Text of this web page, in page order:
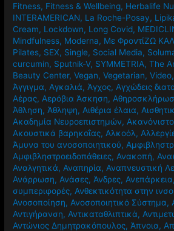
Fitness, Fitness & Wellbeing, Herbalife
INTERAMERICAN, La Roche-Posay,
Cream, Lockdown, Long Covid,
Mindfulness, Moderna, Mε ΦροντίΖΩ
Pilates, SEX, Single, Social Media,
curcumin, Sputnik-V, SYMMETRIA,The
Beauty Center,Vegan,Vegetarian,Video
Άγγιγμα, Αγκαλιά, Άγχος, Αγχώδεις
Αέρας, Αερόβια Άσκηση,
Άθληση, Άθληψη, Αιθέρια έλαια,
Ακαδημία Νευροεπιστημών,
Ακουστικά βαρηκοΐας, Αλκοόλ,
Άμυνα του ανοσοποιητικού,
Αμφιβληστροειδοπάθειες, Ανακοπή,
Αναλγητικά, Αναπηρία, Αναπνευστική
Ανάρρωση, Ανάσες, Άνδρες, Ανεπάρκεια,
συμπεριφορές, Ανθεκτικότητα στην
Ανοσοποίηση, Ανοσοποιητικό Σύστημα,
Αντιγήρανση, Αντικαταθλιπτικά,
Αντώνιος Δημητρακόπουλος, Άπνοια,